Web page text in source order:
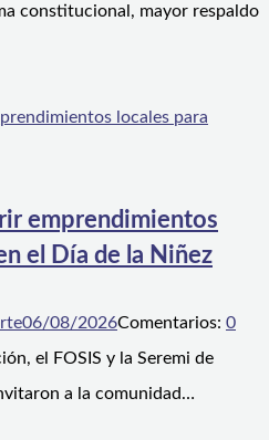
constitucional, mayor respaldo
emprendimientos
el Día de la Niñez
06/08/2026Comentarios: 0
el FOSIS y la Seremi de
a la comunidad…